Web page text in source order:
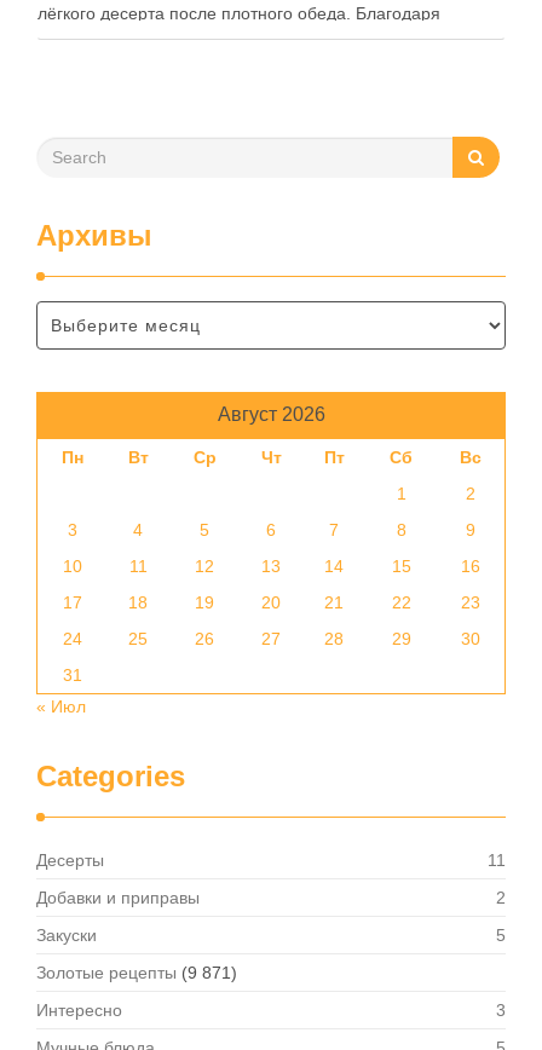
лёгкого десерта после плотного обеда. Благодаря
натуральным ингредиентам этот коктейль не только
Архивы
Август 2026
Пн Вт Ср Чт Пт Сб
Вс
1
2
3
4 5 6 7 8
9
10
11 12 13 14 15
16
17
18 19 20 21 22
23
24
25 26 27 28 29
30
31
« Июл
Categories
Десерты
11
Добавки и приправы
2
Закуски
5
Золотые рецепты (9 871)
Интересно
3